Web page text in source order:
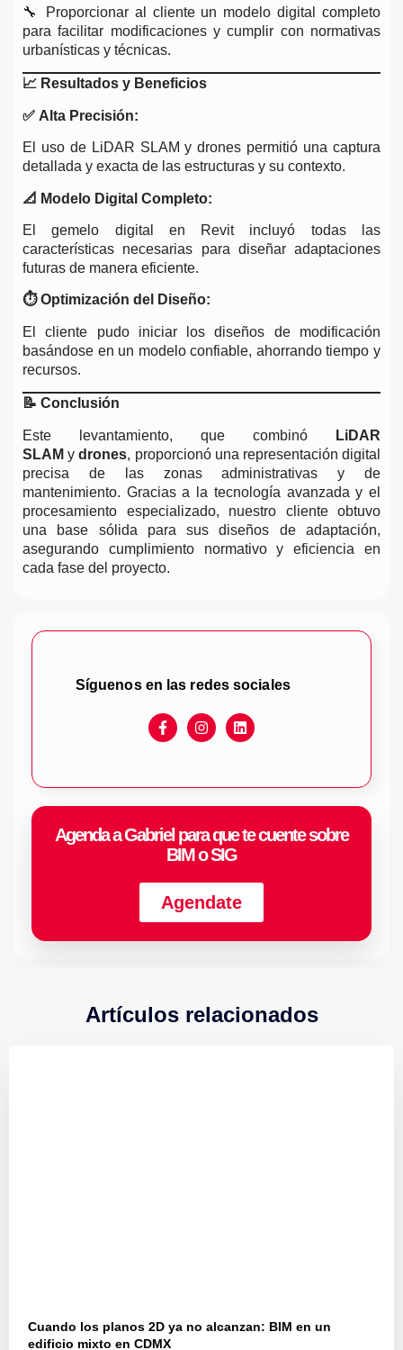
🔧 Proporcionar al cliente un modelo digital completo
para facilitar modificaciones y cumplir con normativas
urbanísticas y técnicas.
📈 Resultados y Beneficios
✅ Alta Precisión:
El uso de LiDAR SLAM y drones permitió una captura
detallada y exacta de las estructuras y su contexto.
📐 Modelo Digital Completo:
El gemelo digital en Revit incluyó todas las
características necesarias para diseñar adaptaciones
futuras de manera eficiente.
⏱️ Optimización del Diseño:
El cliente pudo iniciar los diseños de modificación
basándose en un modelo confiable, ahorrando tiempo y
recursos.
📝 Conclusión
Este levantamiento, que combinó
LiDAR
SLAM ydrones, proporcionó una representación digital
precisa de las zonas administrativas y de
mantenimiento. Gracias a la tecnología avanzada y el
procesamiento especializado, nuestro cliente obtuvo
una base sólida para sus diseños de adaptación,
asegurando cumplimiento normativo y eficiencia en
cada fase del proyecto.
Síguenos en las redes sociales
Agenda a Gabriel para que te cuente sobre
BIM o SIG
Agendate
Artículos relacionados
Cuando los planos 2D ya no alcanzan: BIM en un
edificio mixto en CDMX